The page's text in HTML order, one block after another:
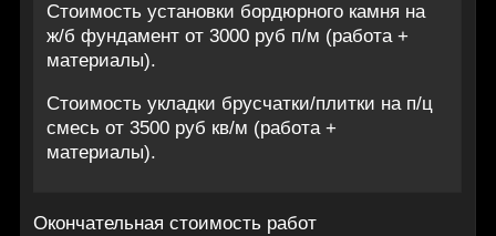
Стоимость установки бордюрного камня на
ж/б фундамент от 3000 руб п/м (работа +
материалы).
Стоимость укладки брусчатки/плитки на п/ц
смесь от 3500 руб кв/м (работа +
материалы).
Окончательная стоимость работ